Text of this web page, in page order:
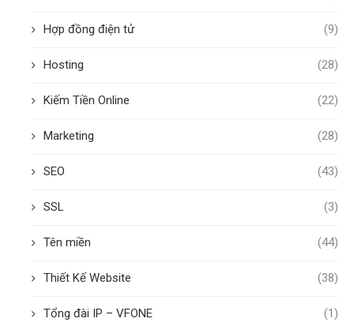
Hợp đồng điện tử (9)
Hosting (28)
Kiếm Tiền Online (22)
Marketing (28)
SEO (43)
SSL (3)
Tên miền (44)
Thiết Kế Website (38)
Tổng đài IP – VFONE (1)